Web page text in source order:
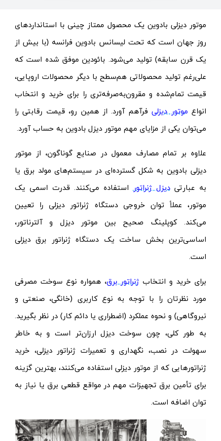
موتور دیزلی بادوین یک محصول ممتاز چینی با استانداردهای
روز جهان است که تحت لیسانس بادوین فرانسه (با بیش از
یک قرن سابقه) تولید می‌شود. بائودین موفق شده است که
علی‌رغم تولید محصولاتی هم‌سطح با دیگر محصولات اروپایی،
قیمت تمام‌شده و مقرون‌به‌صرفه‌تری را برای خرید و انتخاب
انواع موتور دیزلیفرآهم آورد. از همین رو، قیمت رقابتی را
می‌توان یکی از مزایای مهم موتور دیزل بادوین به حساب آورد.
علاوه بر تمام مصارف معمول در صنایع گوناگون، از موتور
دیزلی بادوین به شکل گسترده‌ای در سیستم‌های مولد برق یا
به عبارتیدیزل ژنراتور استفاده می‌کنند. قدرت اسمی یک
موتور، عملاً توان خروجی دستگاه ژنراتور دیزلی را تعیین
می‌کند. کوپلینگ صحیح بین موتور دیزل و آلترناتور،
اساسی‌ترین بخش ساخت یک دستگاه ژنراتور برق دیزلی
است.
برای خرید و انتخاب ژنراتور برق، همواره نوع سوخت مصرفی
مورد نظرتان را با توجه به نوع کاربری (خانگی، صنعتی و
نیروگاهی) و نحوه عملکرد (اضطراری یا دائم کار) در نظر بگیرید.
به طور کلی، چون سوخت دیزل ارزان‌تر است و به خاطر
سهولت در نصب، نگهداری و تعمیرات ژنراتور دیزلی، خرید
ژنراتورهایی که از موتور دیزلی استفاده می‌کنند، بهترین گزینه
برای تأمین برق تجهیزات مهم در مواقع قطعی برق یا نیاز به
توان اضافه است.